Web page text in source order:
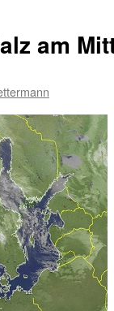
am